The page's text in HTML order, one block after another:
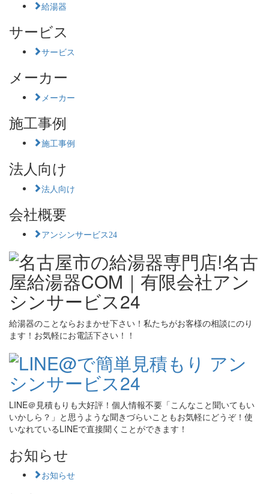
給湯器
サービス
サービス
メーカー
メーカー
施工事例
施工事例
法人向け
法人向け
会社概要
アンシンサービス24
給湯器のことならおまかせ下さい！私たちがお客様の相談にのり
ます！お気軽にお電話下さい！！
LINE＠見積もりも大好評！個人情報不要「こんなこと聞いてもい
いかしら？」と思うような聞きづらいこともお気軽にどうぞ！使
いなれているLINEで直接聞くことができます！
お知らせ
お知らせ